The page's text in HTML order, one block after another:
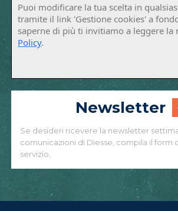
Puoi modificare la tua scelta in
tramite il link 'Gestione cookies' a
saperne di più ti invitiamo a leggere la
Policy.
Newsletter
Se desideri ricevere la newsletter
comunicazioni di Diesse, compila il form
servizio.